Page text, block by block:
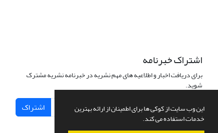
این وب سایت از کوکی ها برای اطمینان از ارائه بهترین
خدمات استفاده می کند.
اشتراک خبرنامه
برای دریافت اخبار و اطلاعیه های مهم نشریه در خبرنامه نشریه مشترک
شوید.
اشتراک